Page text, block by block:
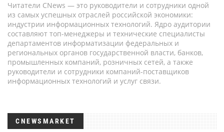
Читатели CNews — это руководители и сотрудники одной
из самых успешных отраслей российской экономики:
индустрии информационных технологий. Ядро аудитории
составляют топ-менеджеры и технические специалисты
департаментов информатизации федеральных и
региональных органов государственной власти, банков,
промышленных компаний, розничных сетей, а также
руководители и сотрудники компаний-поставщиков
информационных технологий и услуг связи.
CNEWSMARKET